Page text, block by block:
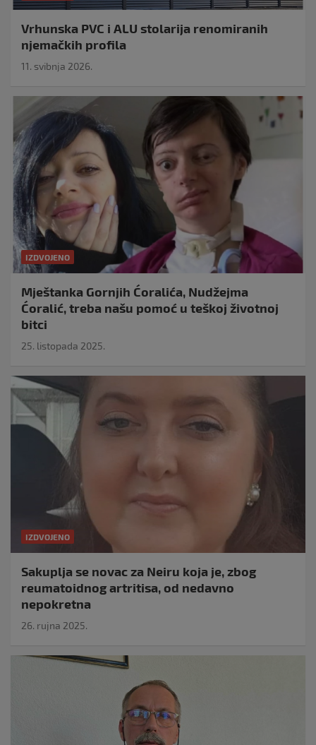
Vrhunska PVC i ALU stolarija renomiranih
njemačkih profila
11. svibnja 2026.
IZDVOJENO
Mještanka Gornjih Ćoralića, Nudžejma
Ćoralić, treba našu pomoć u teškoj životnoj
bitci
25. listopada 2025.
IZDVOJENO
Sakuplja se novac za Neiru koja je, zbog
reumatoidnog artritisa, od nedavno
nepokretna
26. rujna 2025.